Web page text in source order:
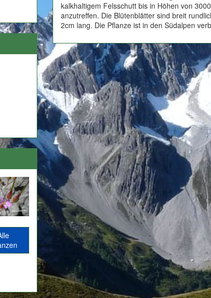
kalkhaltigem Felsschutt bis in Höhen von
anzutreffen. Die Blütenblätter sind breit
2cm lang. Die Pflanze ist in den Südalpen